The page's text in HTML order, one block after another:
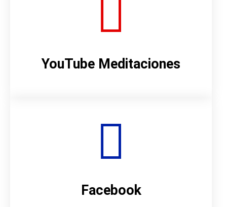
YouTube Meditaciones
Facebook